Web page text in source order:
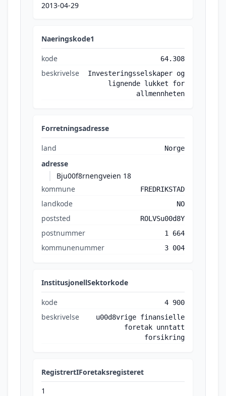
2013-04-29
Naeringskode1
kode 64.308
beskrivelse
Investeringsselskaper og
lignende lukket for
allmennheten
Forretningsadresse
land Norge
adresse
Bju00f8rnengveien 18
kommune
FREDRIKSTAD
landkode NO
poststed ROLVSu00d8Y
postnummer 1 664
kommunenummer 3 004
InstitusjonellSektorkode
kode 4 900
beskrivelse
u00d8vrige finansielle
foretak unntatt
forsikring
RegistrertIForetaksregisteret
1